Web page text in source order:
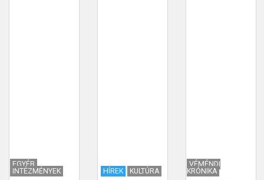
EGYÉB
INTÉZMÉNYEK
HÍREK KULTÚRA
VÉMÉNDI
KRÓNIKA